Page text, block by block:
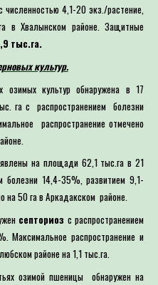
4,1-20 экз./растение,
в Хвалынском районе. Защитные
тыс.га.
культур.
озимых культур обнаружена в 17
га с распространением болезни
распространение отмечено
на площади 62,1 тыс.га в 21
болезни 14,4-35%, развитием 9,1-
на 50 га в Аркадакском районе.
септориоз с распространением
распространение и
районе на 1,1 тыс.га.
озимой пшеницы обнаружен на